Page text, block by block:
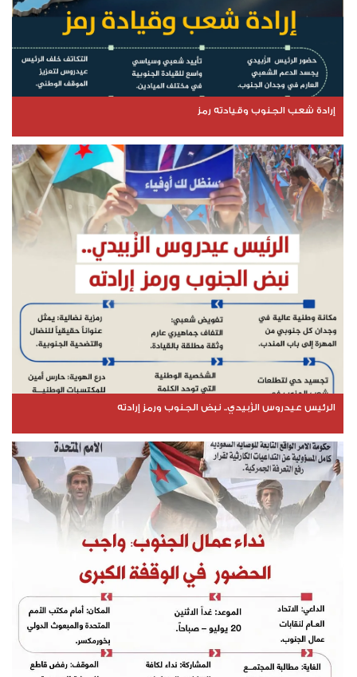
إرادة شعب الجنوب وقيادته رمز
الرئيس عيدروس الزُبيدي.. نبض الجنوب ورمز إرادته